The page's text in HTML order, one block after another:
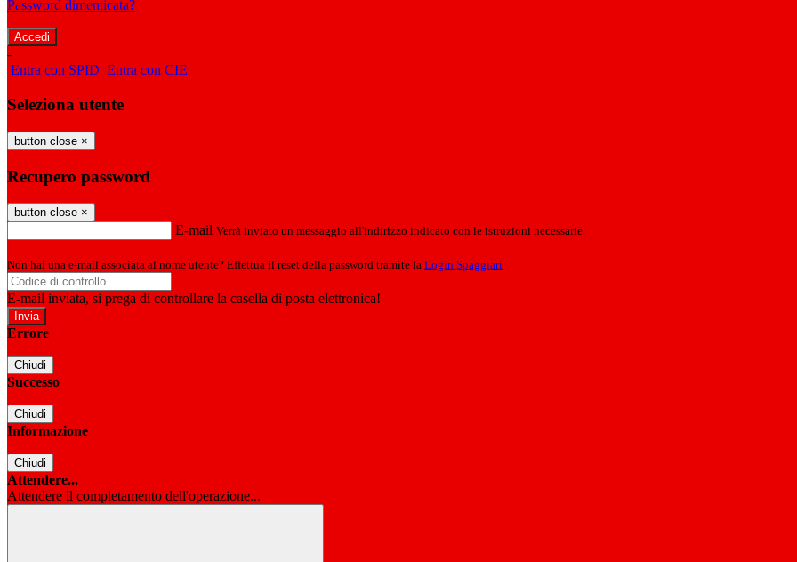
Password dimenticata?
-
Entra con SPID Entra con CIE
Seleziona utente
button close ×
Recupero password
button close ×
E-mail Verrà inviato un messaggio all'indirizzo indicato con le istruzioni necessarie.
Non hai una e-mail associata al nome utente? Effettua il reset della password tramite la Login Spaggiari
E-mail inviata, si prega di controllare la casella di posta elettronica!
Errore
Chiudi
Successo
Chiudi
Informazione
Chiudi
Attendere...
Attendere il completamento dell'operazione...